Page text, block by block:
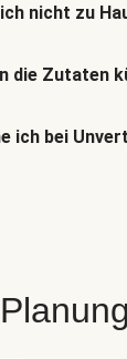
nicht zu
die Zutaten
ich bei